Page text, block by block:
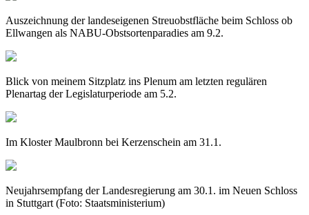
Auszeichnung der landeseigenen Streuobstfläche beim Schloss ob
Ellwangen als NABU-Obstsortenparadies am 9.2.
Blick von meinem Sitzplatz ins Plenum am letzten regulären
Plenartag der Legislaturperiode am 5.2.
Im Kloster Maulbronn bei Kerzenschein am 31.1.
Neujahrsempfang der Landesregierung am 30.1. im Neuen Schloss
in Stuttgart (Foto: Staatsministerium)